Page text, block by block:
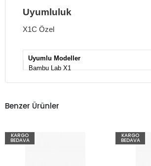
Uyumluluk
X1C Özel
Uyumlu Modeller
Bambu Lab X1
Benzer Ürünler
KARGO
BEDAVA
KARGO
BEDAVA